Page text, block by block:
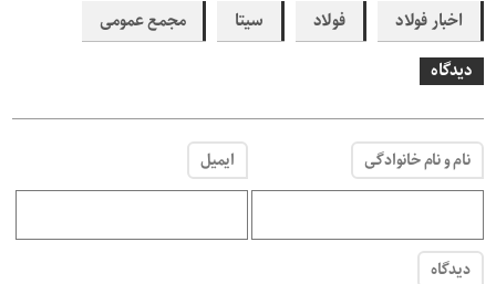
اخبار فولاد
فولاد سیتا
مجمع عمومی
دیدگاه
نام و نام خانوادگی ایمیل
دیدگاه